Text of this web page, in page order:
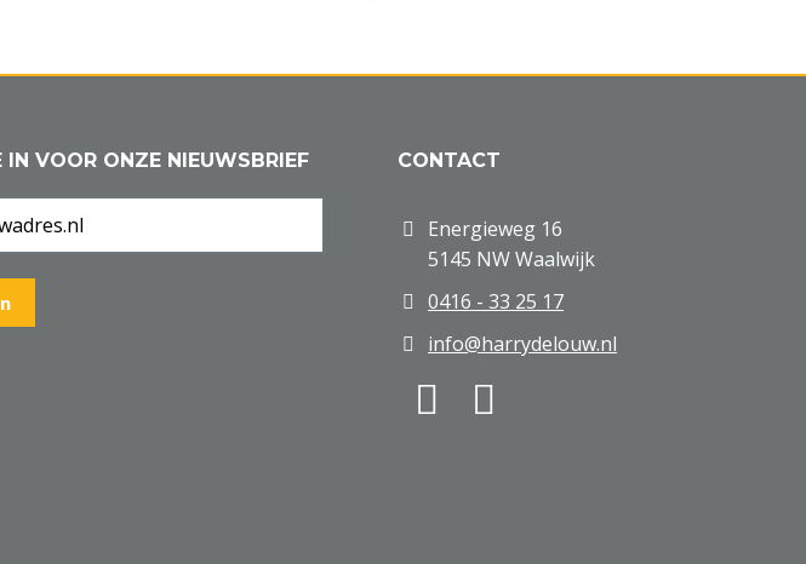
IN VOOR ONZE NIEUWSBRIEF CONTACT
Energieweg 16
5145 NW Waalwijk
0416 - 33 25 17
info@harrydelouw.nl